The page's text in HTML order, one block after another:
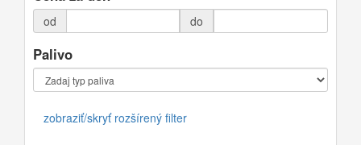
od do
Palivo
zobraziť/skryť rozšírený filter